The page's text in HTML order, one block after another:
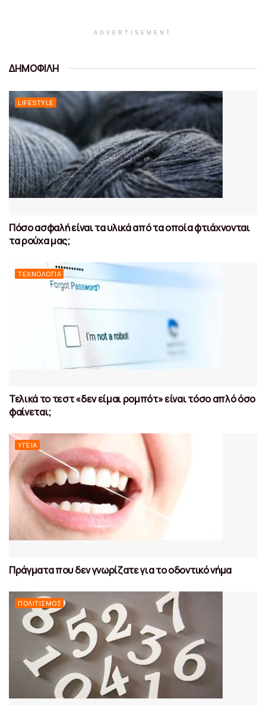
ADVERTISEMENT
ΔΗΜΟΦΙΛΗ
LIFESTYLE
Πόσο ασφαλή είναι τα υλικά από τα οποία φτιάχνονται
τα ρούχα μας;
ΤΕΧΝΟΛΟΓΊΑ
Τελικά το τεστ «δεν είμαι ρομπότ» είναι τόσο απλό όσο
φαίνεται;
ΥΓΕΊΑ
Πράγματα που δεν γνωρίζατε για το οδοντικό νήμα
ΠΟΛΙΤΙΣΜΌΣ